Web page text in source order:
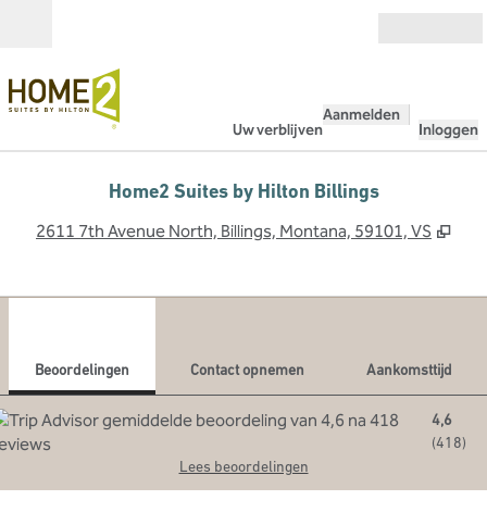
Uw verblijven
Aanmelden
Inloggen
Home2 Suites by Hilton Billings
2611 7th Avenue North, Billings, Montana, 59101, VS ,
Beoordelingen Contact opnemen
Aankomsttijd
4,6
(418)
Lees beoordelingen